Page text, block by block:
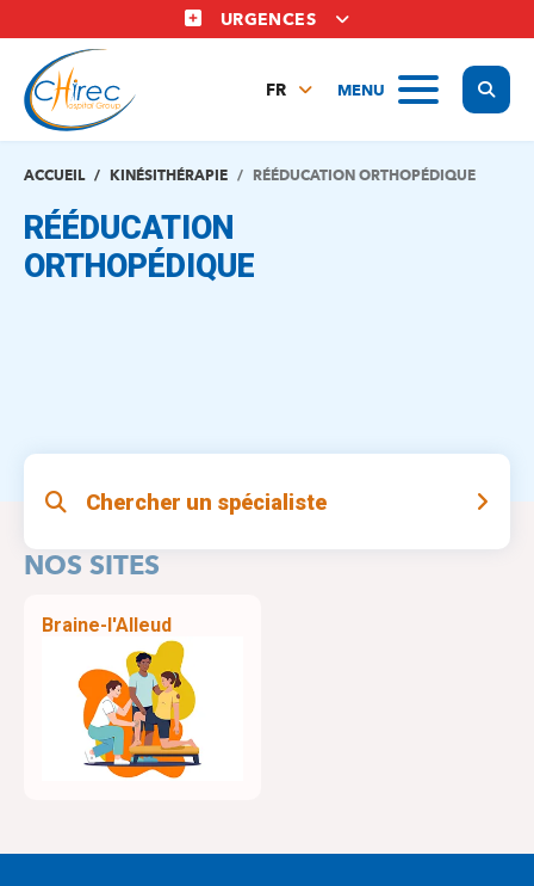
au
contenu
principal
URGENCES
MENU
FR
EN
ACCUEIL KINÉSITHÉRAPIE RÉÉDUCATION ORTHOPÉDIQUE
RÉÉDUCATION
ORTHOPÉDIQUE
Chercher un spécialiste
NOS SITES
Braine-l'Alleud